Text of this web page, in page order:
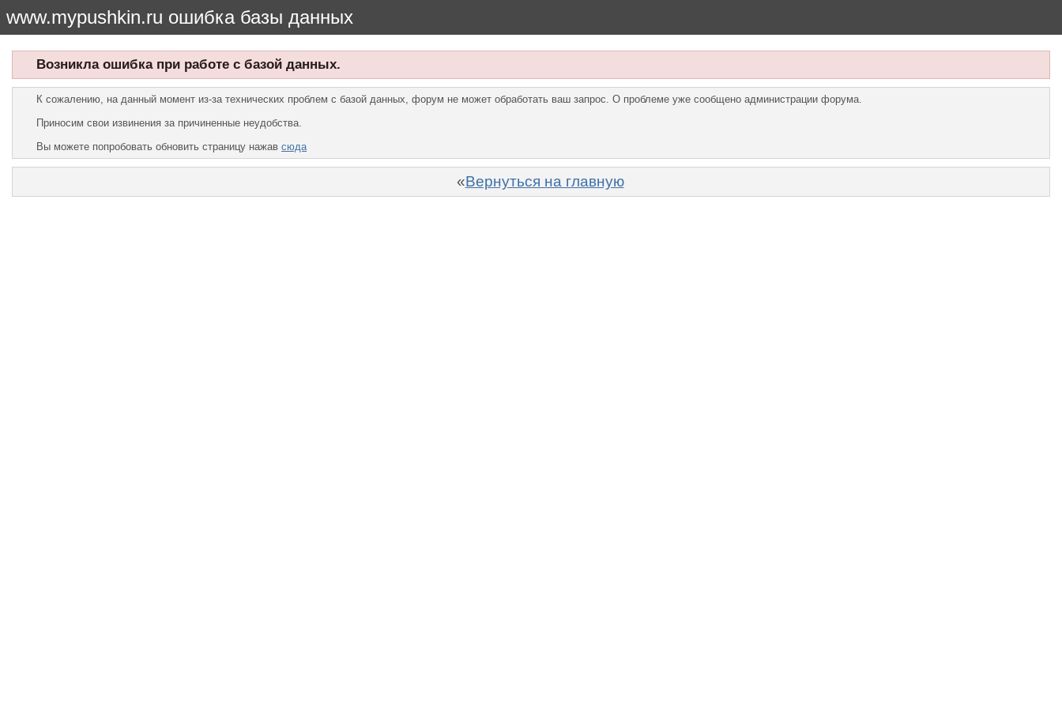
www.mypushkin.ru ошибка базы данных
Возникла ошибка при работе с базой данных.
К сожалению, на данный момент из-за технических проблем с базой данных, форум не может обработать ваш запрос. О проблеме уже сообщено администрации форума.
Приносим свои извинения за причиненные неудобства.
Вы можете попробовать обновить страницу нажав сюда
«Вернуться на главную